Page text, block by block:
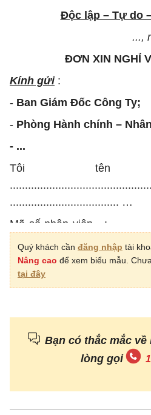
Độc lập – Tự do
...,
ĐƠN XIN NGHỈ
Kính gửi:
- Ban Giám Đốc Công Ty;
- Phòng Hành chính –
- ...
Tôi
.................................... …
Mã số nhân viên :
phận :
Địa chỉ và số điện thoại
Quý khách cần đăng nhập tài
Nâng cao để xem biểu mẫu.
tại đây
Bạn có thắc mắc
lòng gọi